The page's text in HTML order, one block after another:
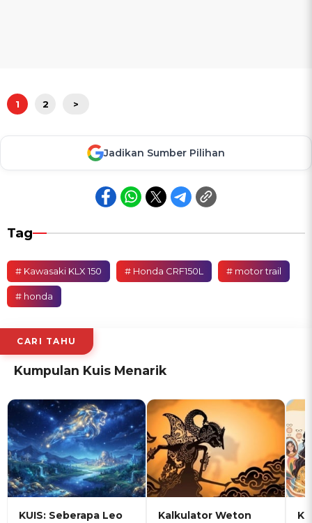
1 2 >
Jadikan Sumber Pilihan
Tag
# Kawasaki KLX 150 # Honda CRF150L # motor trail
# honda
CARI TAHU
Kumpulan Kuis Menarik
KUIS: Seberapa Leo
Kalkulator Weton